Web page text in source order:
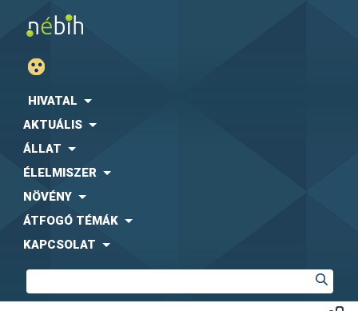
HIVATAL
AKTUÁLIS
ÁLLAT
ÉLELMISZER
NÖVÉNY
ÁTFOGÓ TÉMÁK
KAPCSOLAT